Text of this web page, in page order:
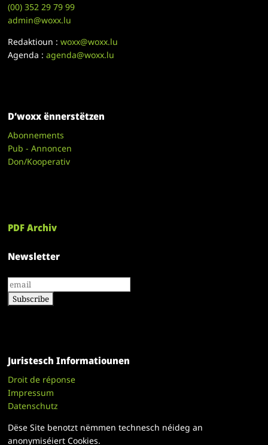
(00)352 29 79 99
admin@woxx.lu
Redaktioun :woxx@woxx.lu
Agenda :agenda@woxx.lu
D’woxx ënnerstëtzen
Abonnements
Pub - Annoncen
Don/Kooperativ
PDF Archiv
Newsletter
Juristesch Informatiounen
Droit de réponse
Impressum
Datenschutz
Dëse Site benotzt nëmmen technesch néideg an
anonymiséiert Cookies.